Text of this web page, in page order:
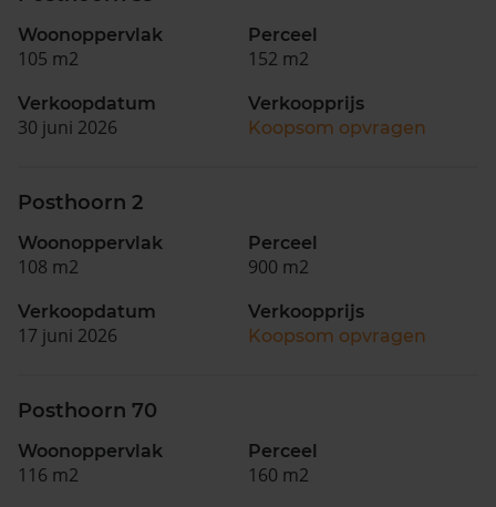
Woonoppervlak
105 m2
Perceel
152 m2
Verkoopdatum
30 juni 2026
Verkoopprijs
Koopsom opvragen
Posthoorn 2
Woonoppervlak
108 m2
Perceel
900 m2
Verkoopdatum
17 juni 2026
Verkoopprijs
Koopsom opvragen
Posthoorn 70
Woonoppervlak
116 m2
Perceel
160 m2